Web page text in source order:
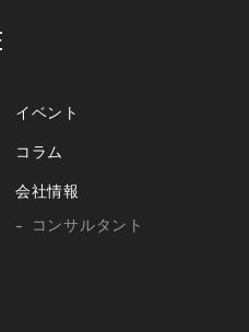
イベント
コラム
会社情報
コンサルタント